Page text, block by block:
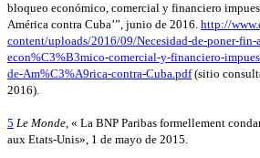
bloqueo económico, comercial y financiero
América contra Cuba’”, junio de 2016. http://
content/uploads/2016/09/Necesidad-de-poner-
econ%C3%B3mico-comercial-y-financiero-
de-Am%C3%A9rica-contra-Cuba.pdf(sitio
2016).
5 Le Monde , « La BNP Paribas formellement
aux Etats-Unis», 1 de mayo de 2015.